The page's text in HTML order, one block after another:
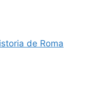
de Roma